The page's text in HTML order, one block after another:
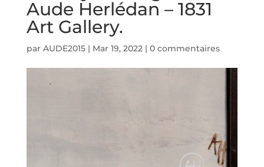
Aude Herlédan – 1831
Art Gallery.
par AUDE2015| Mar 19, 2022| 0 commentaires